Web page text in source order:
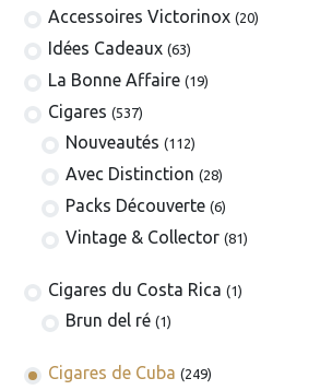
​​​​​​​​​​Accessoires Victorinox (20)
Idées Cadeaux (63)
La Bonne Affaire (19)
​​​Cigares (537)
​Nouveautés (112)
Avec Distinction (28)
Packs Découverte (6)
Vintage & Collector (81)
​​​Cigares du Costa Rica (1)
Brun del ré (1)
Cigares de Cuba (249)